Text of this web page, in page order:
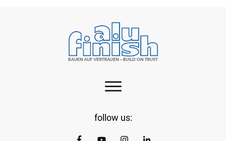
follow us: